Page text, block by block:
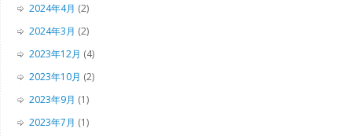
2024年4月 (2)
2024年3月 (2)
2023年12月 (4)
2023年10月 (2)
2023年9月 (1)
2023年7月 (1)